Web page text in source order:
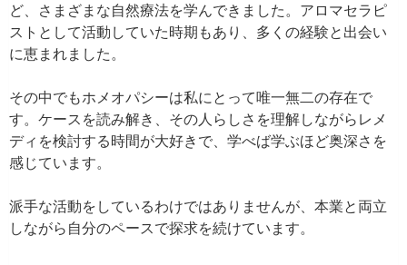
ど、さまざまな自然療法を学んできました。アロマセラピ
ストとして活動していた時期もあり、多くの経験と出会い
に恵まれました。
その中でもホメオパシーは私にとって唯一無二の存在で
す。ケースを読み解き、その人らしさを理解しながらレメ
ディを検討する時間が大好きで、学べば学ぶほど奥深さを
感じています。
派手な活動をしているわけではありませんが、本業と両立
しながら自分のペースで探求を続けています。